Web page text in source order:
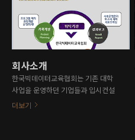
회사소개
한국빅데이터교육협회는 기존 대학
사업을 운영하던 기업들과 입시컨설
팅, 평생교육사업을 진행하던 교육협
더보기